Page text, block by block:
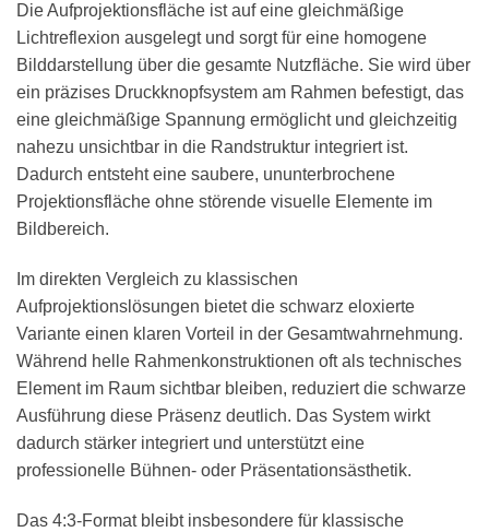
Die Aufprojektionsfläche ist auf eine gleichmäßige
Lichtreflexion ausgelegt und sorgt für eine homogene
Bilddarstellung über die gesamte Nutzfläche. Sie wird über
ein präzises Druckknopfsystem am Rahmen befestigt, das
eine gleichmäßige Spannung ermöglicht und gleichzeitig
nahezu unsichtbar in die Randstruktur integriert ist.
Dadurch entsteht eine saubere, ununterbrochene
Projektionsfläche ohne störende visuelle Elemente im
Bildbereich.
Im direkten Vergleich zu klassischen
Aufprojektionslösungen bietet die schwarz eloxierte
Variante einen klaren Vorteil in der Gesamtwahrnehmung.
Während helle Rahmenkonstruktionen oft als technisches
Element im Raum sichtbar bleiben, reduziert die schwarze
Ausführung diese Präsenz deutlich. Das System wirkt
dadurch stärker integriert und unterstützt eine
professionelle Bühnen- oder Präsentationsästhetik.
Das 4:3-Format bleibt insbesondere für klassische